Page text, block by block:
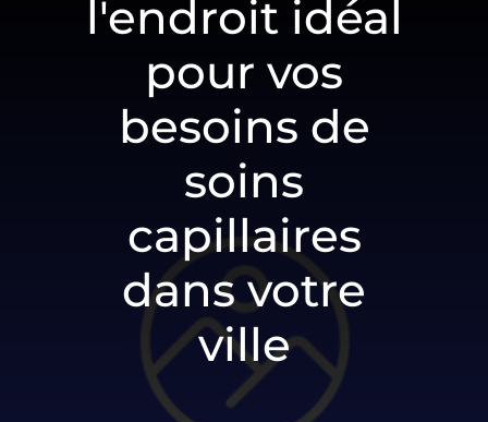
l'endroit idéal
pour vos
besoins de
soins
capillaires
dans votre
ville